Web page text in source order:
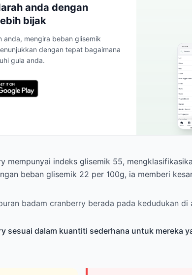
anda dengan
bijak
anda, mengira beban glisemik
dengan tepat bagaimana
gula anda.
mempunyai indeks glisemik 55,
beban glisemik 22 per 100g, ia memberi
badam cranberry berada pada kedudukan di
sesuai dalam kuantiti sederhana untuk mereka